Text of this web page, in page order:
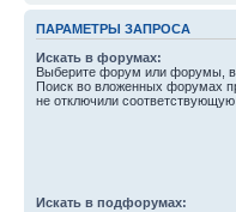
ПАРАМЕТРЫ ЗАПРОСА
Искать в форумах:
Выберите форум или форумы, в
Поиск во вложенных форумах
не отключили
Искать в подфорумах: